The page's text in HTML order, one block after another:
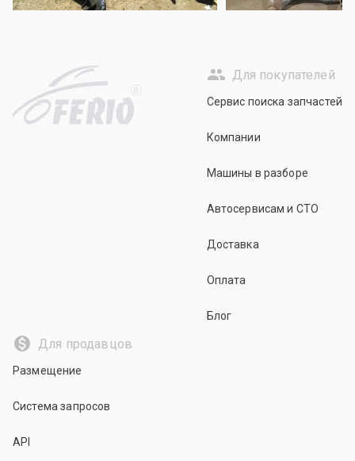
R
Для покупателей
Сервис поиска запчастей
Компании
Машины в разборе
Автосервисам и СТО
Доставка
Оплата
Блог
Для продавцов
Размещение
Система запросов
API